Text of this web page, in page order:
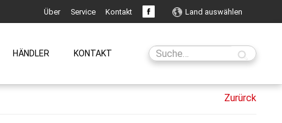
Land auswählen
Über Service Kontakt
HÄNDLER KONTAKT